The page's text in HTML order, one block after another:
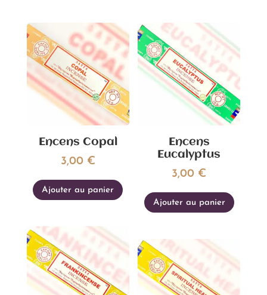
Encens Copal
3,00 €
Ajouter au panier
Encens
Eucalyptus
3,00 €
Ajouter au panier